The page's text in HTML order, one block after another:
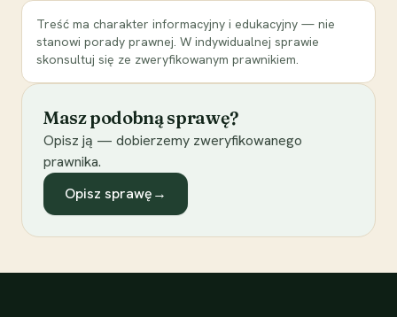
Treść ma charakter informacyjny i edukacyjny — nie
stanowi porady prawnej. W indywidualnej sprawie
skonsultuj się ze zweryfikowanym prawnikiem.
Masz podobną sprawę?
Opisz ją — dobierzemy zweryfikowanego
prawnika.
Opisz sprawę→